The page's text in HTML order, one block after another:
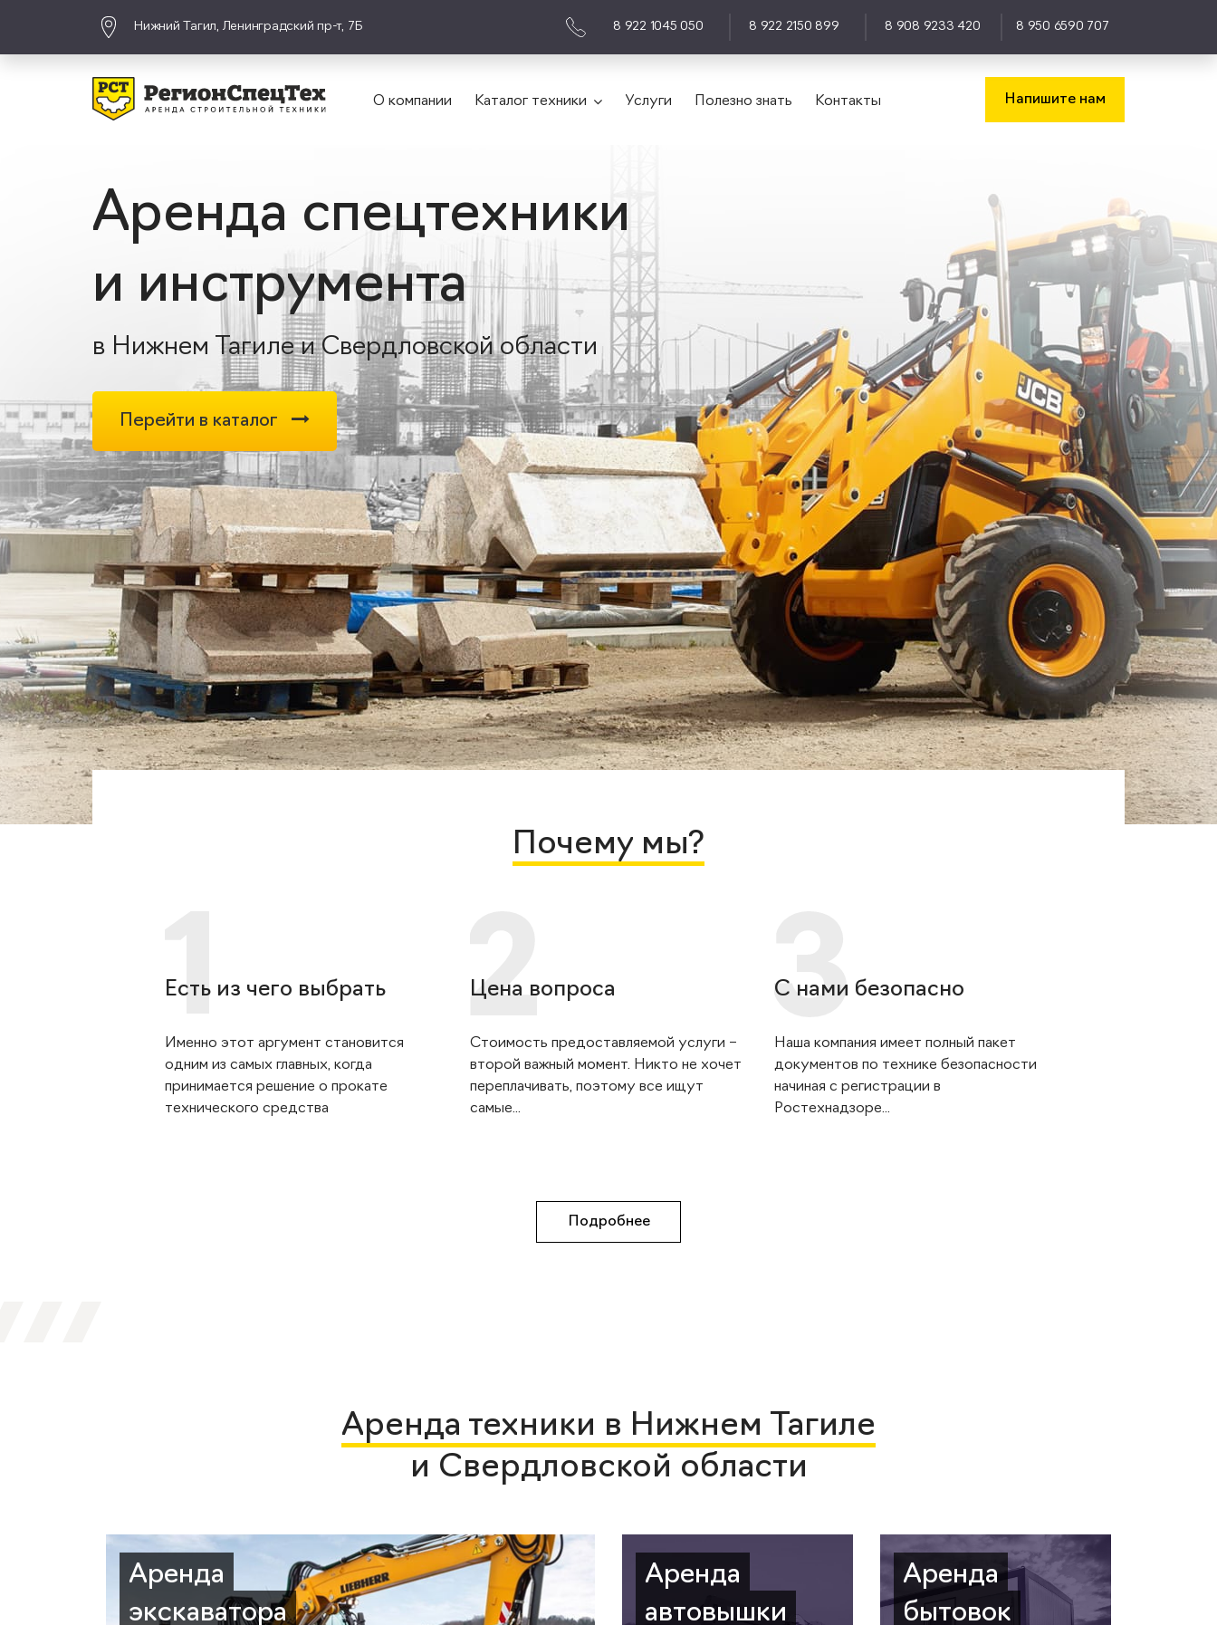
Нижний Тагил, Ленинградский пр-т, 7Б 8 922 1045 050 8 922 2150 899 8 908 9233 420 8 950 6590 707
О компании Каталог техники Услуги Полезно знать Контакты Напишите нам
Аренда спецтехники
и инструмента
в Нижнем Тагиле и Свердловской области
Перейти в каталог
Почему мы?
Есть из чего выбрать
Именно этот аргумент становится
одним из самых главных, когда
принимается решение о прокате
технического средства
Цена вопроса
Стоимость предоставляемой услуги –
второй важный момент. Никто не хочет
переплачивать, поэтому все ищут
самые...
С нами безопасно
Наша компания имеет полный пакет
документов по технике безопасности
начиная с регистрации в
Ростехнадзоре...
Подробнее
Аренда техники в Нижнем Тагиле
и Свердловской области
Аренда
экскаватора
Аренда
автовышки
Аренда
бытовок